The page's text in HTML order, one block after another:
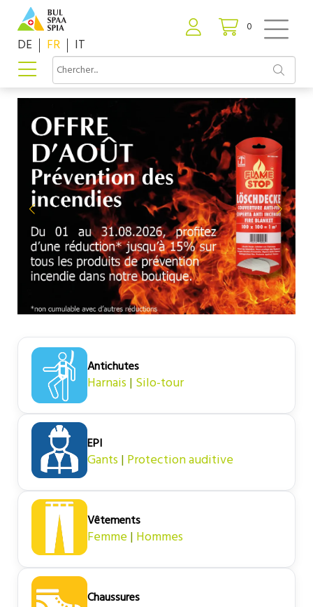
0
DE FR IT
Antichutes
Harnais| Silo-tour
EPI
Gants| Protection auditive
Vêtements
Femme| Hommes
Chaussures